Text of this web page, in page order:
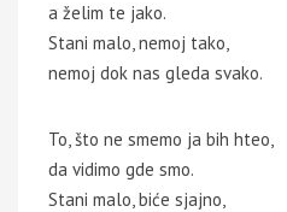
a želim te jako.
Stani malo, nemoj tako,
nemoj dok nas gleda svako.
To, što ne smemo ja bih hteo,
da vidimo gde smo.
Stani malo, biće sjajno,